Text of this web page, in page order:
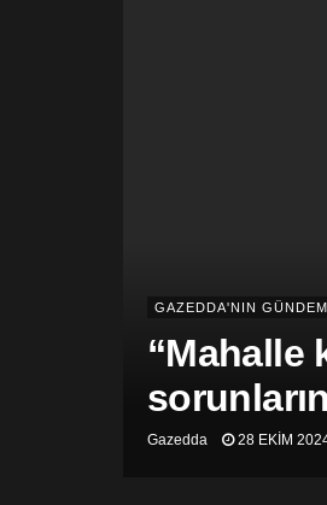
GAZEDDA'NIN
“Mahalle
Gazedda 28 EKIM